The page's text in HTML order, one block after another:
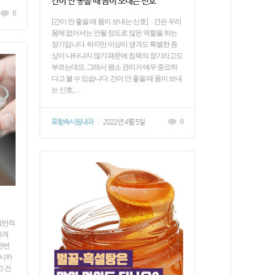
0
[간이 안 좋을 때 몸이 보내는 신호] 간은 우리
몸에 없어서는 안될 정도로 많은 역할을 하는
장기입니다. 하지만 이상이 생겨도 특별한 증
상이 나타나지 않기 때문에 침묵의 장기라고도
부르는데요. 그래서 평소 관리가 매우 중요하
다고 볼 수 있습니다. 간이 안 좋을 때 몸이 보내
는 신호,…
포항속시원내과 2022년 4월 5일 0
적
번
하
건